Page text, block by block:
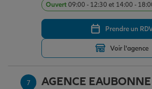
Ouvert09:00 - 12:30 et 14:00 -
Prendre un
Voir l'agence
7 AGENCE EAUBONNE